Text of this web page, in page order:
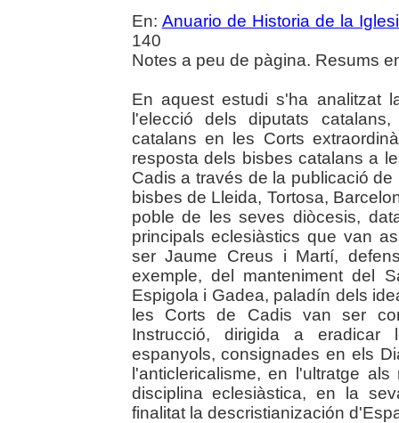
En: Anuario de Historia de la
140
Notes a peu de pàgina. Resums
En aquest estudi s'ha analitzat
l'elecció dels diputats
catalans en les Corts
resposta dels bisbes catalans a
Cadis a través de la publicació
bisbes de Lleida, Tortosa,
poble de les seves diòcesis,
principals eclesiàstics que van
ser Jaume Creus i Martí,
exemple, del manteniment del
Espigola i Gadea, paladín dels
les Corts de Cadis van ser
Instrucció, dirigida a eradicar
espanyols, consignades en els
l'anticlericalisme, en l'ultratge
disciplina eclesiàstica, en la
finalitat la descristianización